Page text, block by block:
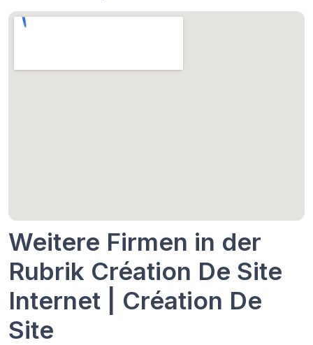
Weitere Firmen in der
Rubrik Création De Site
Internet | Création De
Site